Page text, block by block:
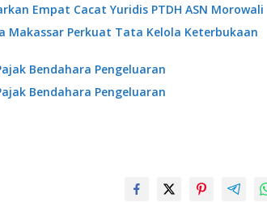
Empat Cacat Yuridis PTDH ASN Morowali
Perkuat Tata Kelola Keterbukaan
Bendahara Pengeluaran
Bendahara Pengeluaran